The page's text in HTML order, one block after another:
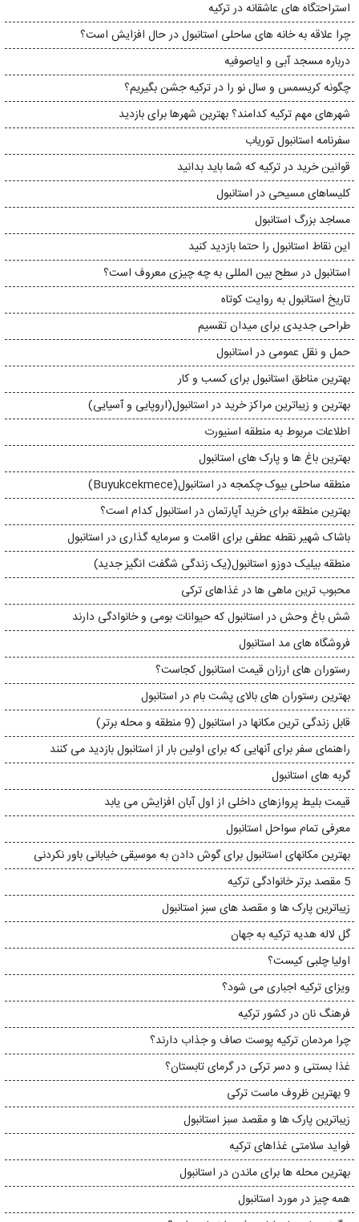
استراحتگاه های عاشقانه در ترکیه
چرا علاقه به خانه های ساحلی استانبول در حال افزایش است؟
درباره مسجد آبی و ایاصوفیه
چگونه کریسمس و سال نو را در ترکیه جشن بگیریم؟
شهرهای مهم ترکیه کدامند؟ بهترین شهرها برای بازدید
سفرنامه استانبول توریاب
قوانین خرید در ترکیه که شما باید بدانید
کلیساهای مسیحی در استانبول
مساجد بزرگ استانبول
این نقاط استانبول را حتما بازدید کنید
استانبول در سطح بین المللی به چه چیزی معروف است؟
تاریخ استانبول به روایت کوتاه
طراحی جدیدی برای میدان تقسیم
حمل و نقل عمومی در استانبول
بهترین مناطق استانبول برای کسب و کار
بهترین و زیباترین مراکز خرید در استانبول(اروپایی و آسیایی)
اطلاعات مربوط به منطقه اسنیورت
بهترین باغ ها و پارک های استانبول
منطقه ساحلی بیوک چکمجه در استانبول(Buyukcekmece)
بهترین منطقه برای خرید آپارتمان در استانبول کدام است؟
باشاک شهیر نقطه عطفی برای اقامت و سرمایه گذاری در استانبول
منطقه بیلیک دوزو استانبول(یک زندگی شگفت انگیز جدید)
محبوب ترین ماهی ها در غذاهای ترکی
شش باغ وحش در استانبول که حیوانات بومی و خانوادگی دارند
فروشگاه های مد استانبول
رستوران های ارزان قیمت استانبول کجاست؟
بهترین رستوران های بالای پشت بام در استانبول
قابل زندگی ترین مکانها در استانبول (9 منطقه و محله برتر)
راهنمای سفر برای آنهایی که برای اولین بار از استانبول بازدید می کنند
گربه های استانبول
قیمت بلیط پروازهای داخلی از اول آبان افزایش می یابد
معرفی تمام سواحل استانبول
بهترین مکانهای استانبول برای گوش دادن به موسیقی خیابانی باور نکردنی
5 مقصد برتر خانوادگی ترکیه
زیباترین پارک ها و مقصد های سبز استانبول
گل لاله هدیه ترکیه به جهان
اولیا چلبی کیست؟
ویزای ترکیه اجباری می شود؟
فرهنگ نان در کشور ترکیه
چرا مردمان ترکیه پوست صاف و جذاب دارند؟
غذا بستنی و دسر ترکی در گرمای تابستان؟
9 بهترین ظروف ماست ترکی
زیباترین پارک ها و مقصد سبز استانبول
فواید سلامتی غذاهای ترکیه
بهترین محله ها برای ماندن در استانبول
همه چیز در مورد استانبول